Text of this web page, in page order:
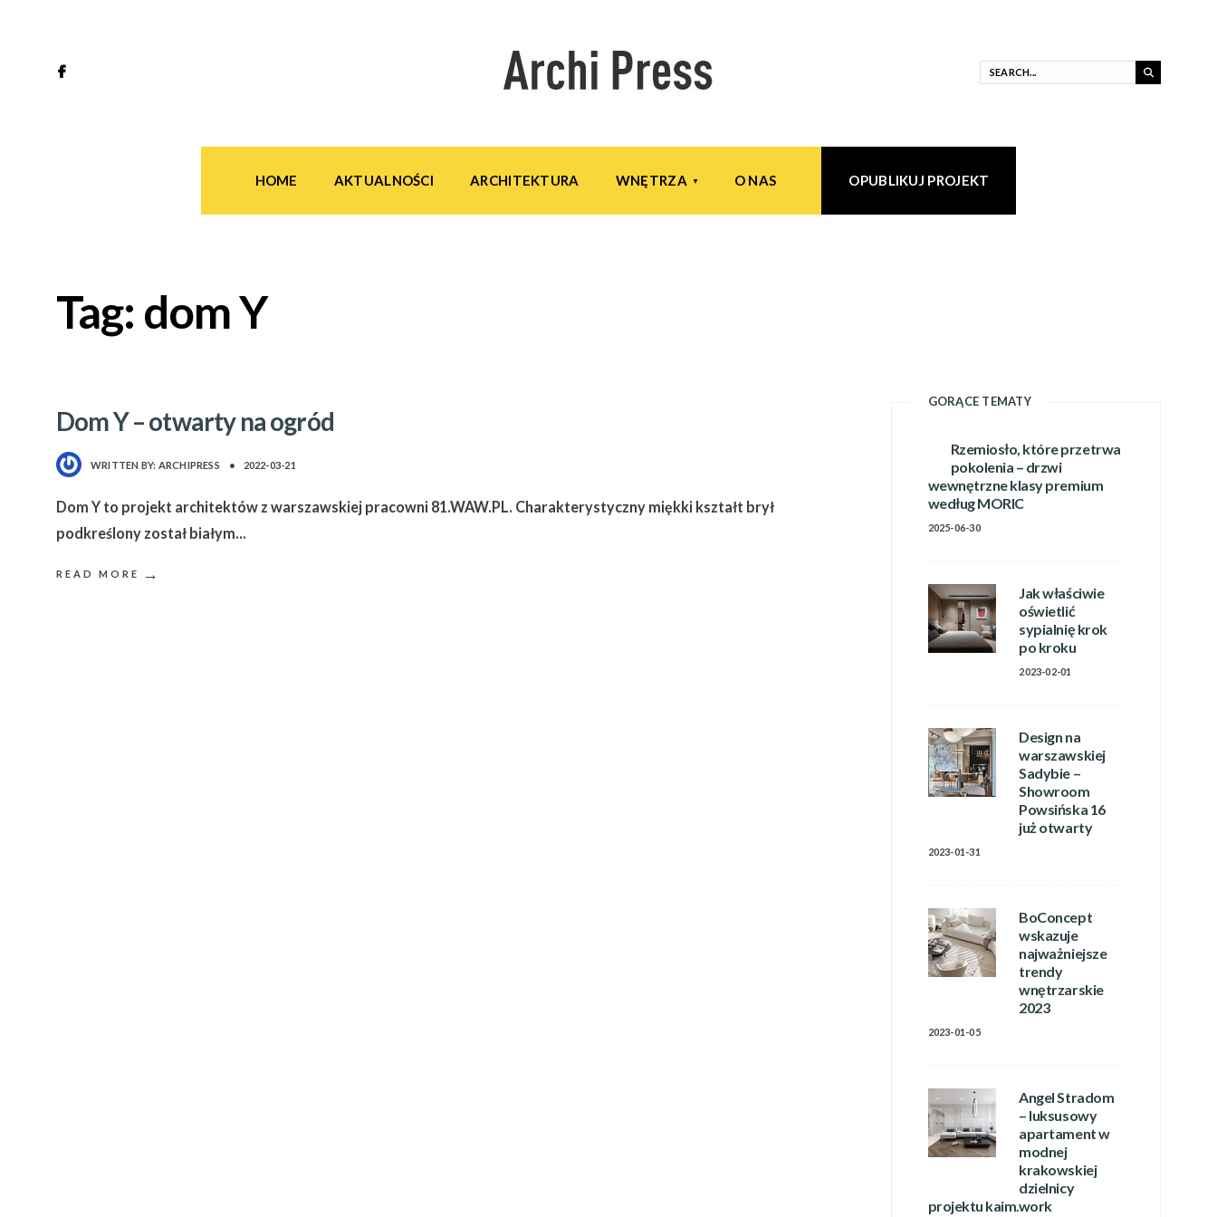
HOME AKTUALNOŚCI ARCHITEKTURA WNĘTRZA O NAS OPUBLIKUJ PROJEKT
Tag: dom Y
Dom Y – otwarty na ogród
WRITTEN BY: ARCHIPRESS • 2022-03-21
Dom Y to projekt architektów z warszawskiej pracowni 81.WAW.PL. Charakterystyczny miękki kształt brył
podkreślony został białym...
READ MORE →
GORĄCE TEMATY
Rzemiosło, które przetrwa
pokolenia – drzwi
wewnętrzne klasy premium
według MORIC
2025-06-30
Jak właściwie
oświetlić
sypialnię krok
po kroku
2023-02-01
Design na
warszawskiej
Sadybie –
Showroom
Powsińska 16
już otwarty
2023-01-31
BoConcept
wskazuje
najważniejsze
trendy
wnętrzarskie
2023
2023-01-05
Angel Stradom
– luksusowy
apartament w
modnej
krakowskiej
dzielnicy
projektu kaim.work